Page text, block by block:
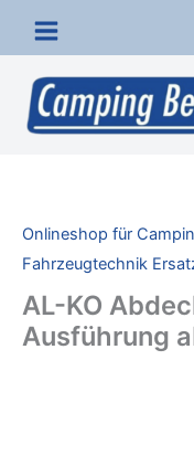
Inhalt
springen
Onlineshop für
Fahrzeugtechnik
AL-KO
Ausführung